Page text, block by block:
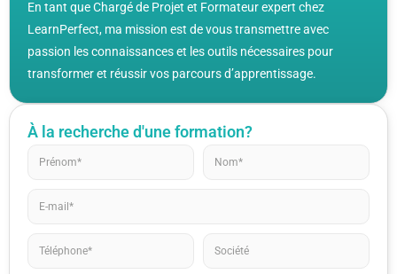
En tant que Chargé de Projet et Formateur expert chez
LearnPerfect, ma mission est de vous transmettre avec
passion les connaissances et les outils nécessaires pour
transformer et réussir vos parcours d’apprentissage.
À la recherche d'une formation?